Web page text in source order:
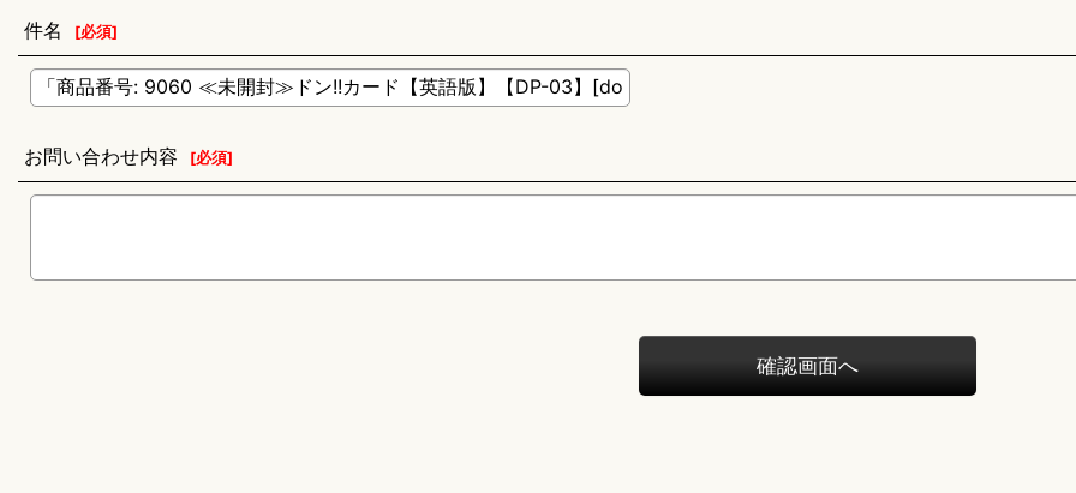
件名 [必須]
お問い合わせ内容 [必須]
確認画面へ